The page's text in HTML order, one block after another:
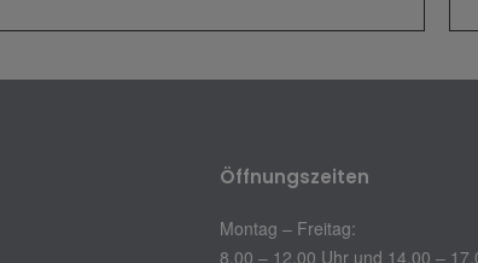
Öffnungszeiten
Montag – Freitag:
8.00 – 12.00 Uhr und 14.00 –